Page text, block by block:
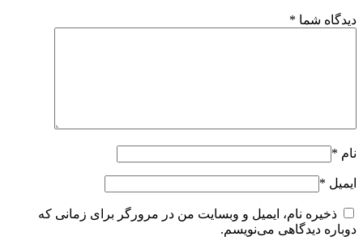
دیدگاه شما *
نام *
ایمیل *
ذخیره نام، ایمیل و وبسایت من در مرورگر برای زمانی که
دوباره دیدگاهی می‌نویسم.